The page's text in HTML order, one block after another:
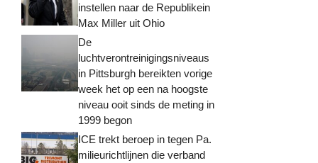
instellen naar de Republikein
Max Miller uit Ohio
De
luchtverontreinigingsniveaus
in Pittsburgh bereikten vorige
week het op een na hoogste
niveau ooit sinds de meting in
1999 begon
ICE trekt beroep in tegen Pa.
milieurichtlijnen die verband